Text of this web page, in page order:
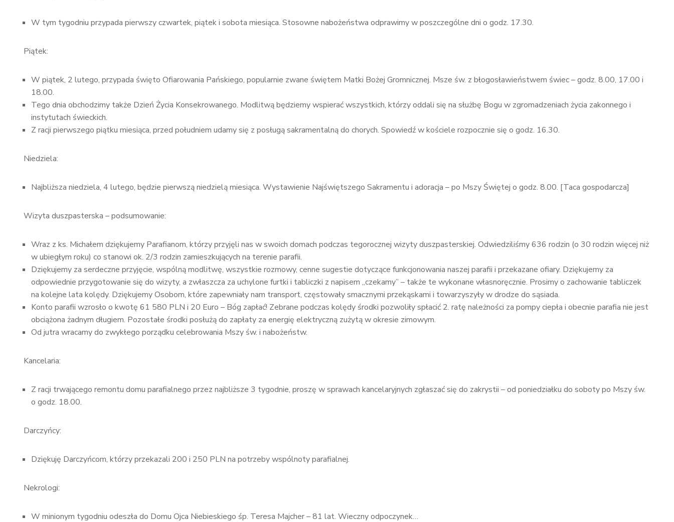
W tym tygodniu przypada pierwszy czwartek, piątek i sobota miesiąca. Stosowne nabożeństwa odprawimy w poszczególne dni o godz. 17.30.
Piątek:
W piątek, 2 lutego, przypada święto Ofiarowania Pańskiego, popularnie zwane świętem Matki Bożej Gromnicznej. Msze św. z błogosławieństwem świec – godz. 8.00, 17.00 i
18.00.
Tego dnia obchodzimy także Dzień Życia Konsekrowanego. Modlitwą będziemy wspierać wszystkich, którzy oddali się na służbę Bogu w zgromadzeniach życia zakonnego i
instytutach świeckich.
Z racji pierwszego piątku miesiąca, przed południem udamy się z posługą sakramentalną do chorych. Spowiedź w kościele rozpocznie się o godz. 16.30.
Niedziela:
Najbliższa niedziela, 4 lutego, będzie pierwszą niedzielą miesiąca. Wystawienie Najświętszego Sakramentu i adoracja – po Mszy Świętej o godz. 8.00. [Taca gospodarcza]
Wizyta duszpasterska – podsumowanie:
Wraz z ks. Michałem dziękujemy Parafianom, którzy przyjęli nas w swoich domach podczas tegorocznej wizyty duszpasterskiej. Odwiedziliśmy 636 rodzin (o 30 rodzin więcej niż
w ubiegłym roku) co stanowi ok. 2/3 rodzin zamieszkujących na terenie parafii.
Dziękujemy za serdeczne przyjęcie, wspólną modlitwę, wszystkie rozmowy, cenne sugestie dotyczące funkcjonowania naszej parafii i przekazane ofiary. Dziękujemy za
odpowiednie przygotowanie się do wizyty, a zwłaszcza za uchylone furtki i tabliczki z napisem „czekamy” – także te wykonane własnoręcznie. Prosimy o zachowanie tabliczek
na kolejne lata kolędy. Dziękujemy Osobom, które zapewniały nam transport, częstowały smacznymi przekąskami i towarzyszyły w drodze do sąsiada.
Konto parafii wzrosło o kwotę 61 580 PLN i 20 Euro – Bóg zapłać! Zebrane podczas kolędy środki pozwoliły spłacić 2. ratę należności za pompy ciepła i obecnie parafia nie jest
obciążona żadnym długiem. Pozostałe środki posłużą do zapłaty za energię elektryczną zużytą w okresie zimowym.
Od jutra wracamy do zwykłego porządku celebrowania Mszy św. i nabożeństw.
Kancelaria:
Z racji trwającego remontu domu parafialnego przez najbliższe 3 tygodnie, proszę w sprawach kancelaryjnych zgłaszać się do zakrystii – od poniedziałku do soboty po Mszy św.
o godz. 18.00.
Darczyńcy:
Dziękuję Darczyńcom, którzy przekazali 200 i 250 PLN na potrzeby wspólnoty parafialnej.
Nekrologi:
W minionym tygodniu odeszła do Domu Ojca Niebieskiego śp. Teresa Majcher – 81 lat. Wieczny odpoczynek…